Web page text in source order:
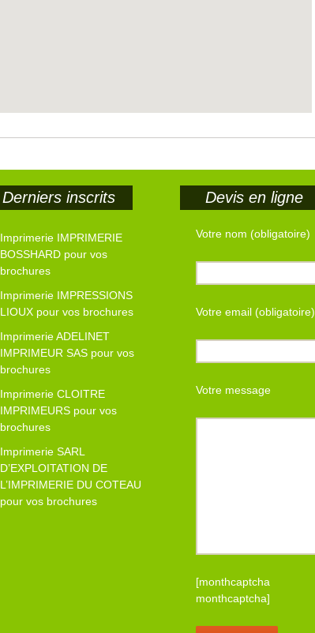
Derniers inscrits
Imprimerie IMPRIMERIE
BOSSHARD pour vos
brochures
Imprimerie IMPRESSIONS
LIOUX pour vos brochures
Imprimerie ADELINET
IMPRIMEUR SAS pour vos
brochures
Imprimerie CLOITRE
IMPRIMEURS pour vos
brochures
Imprimerie SARL
D’EXPLOITATION DE
L’IMPRIMERIE DU COTEAU
pour vos brochures
Devis en ligne
Votre nom (obligatoire)
Votre email (obligatoire)
Votre message
[monthcaptcha
monthcaptcha]